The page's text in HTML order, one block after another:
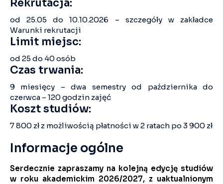
Rekrutacja:
od 25.05 do 10.10.2026 – szczegóły w zakładce
Warunki rekrutacji
Limit miejsc:
od 25 do 40 osób
Czas trwania:
9 miesięcy – dwa semestry od października do
czerwca – 120 godzin zajęć
Koszt studiów:
7 800 zł z możliwością płatności w 2 ratach po 3 900 zł
Informacje ogólne
Serdecznie zapraszamy na kolejną edycję studiów
w roku akademickim 2026/2027, z uaktualnionym